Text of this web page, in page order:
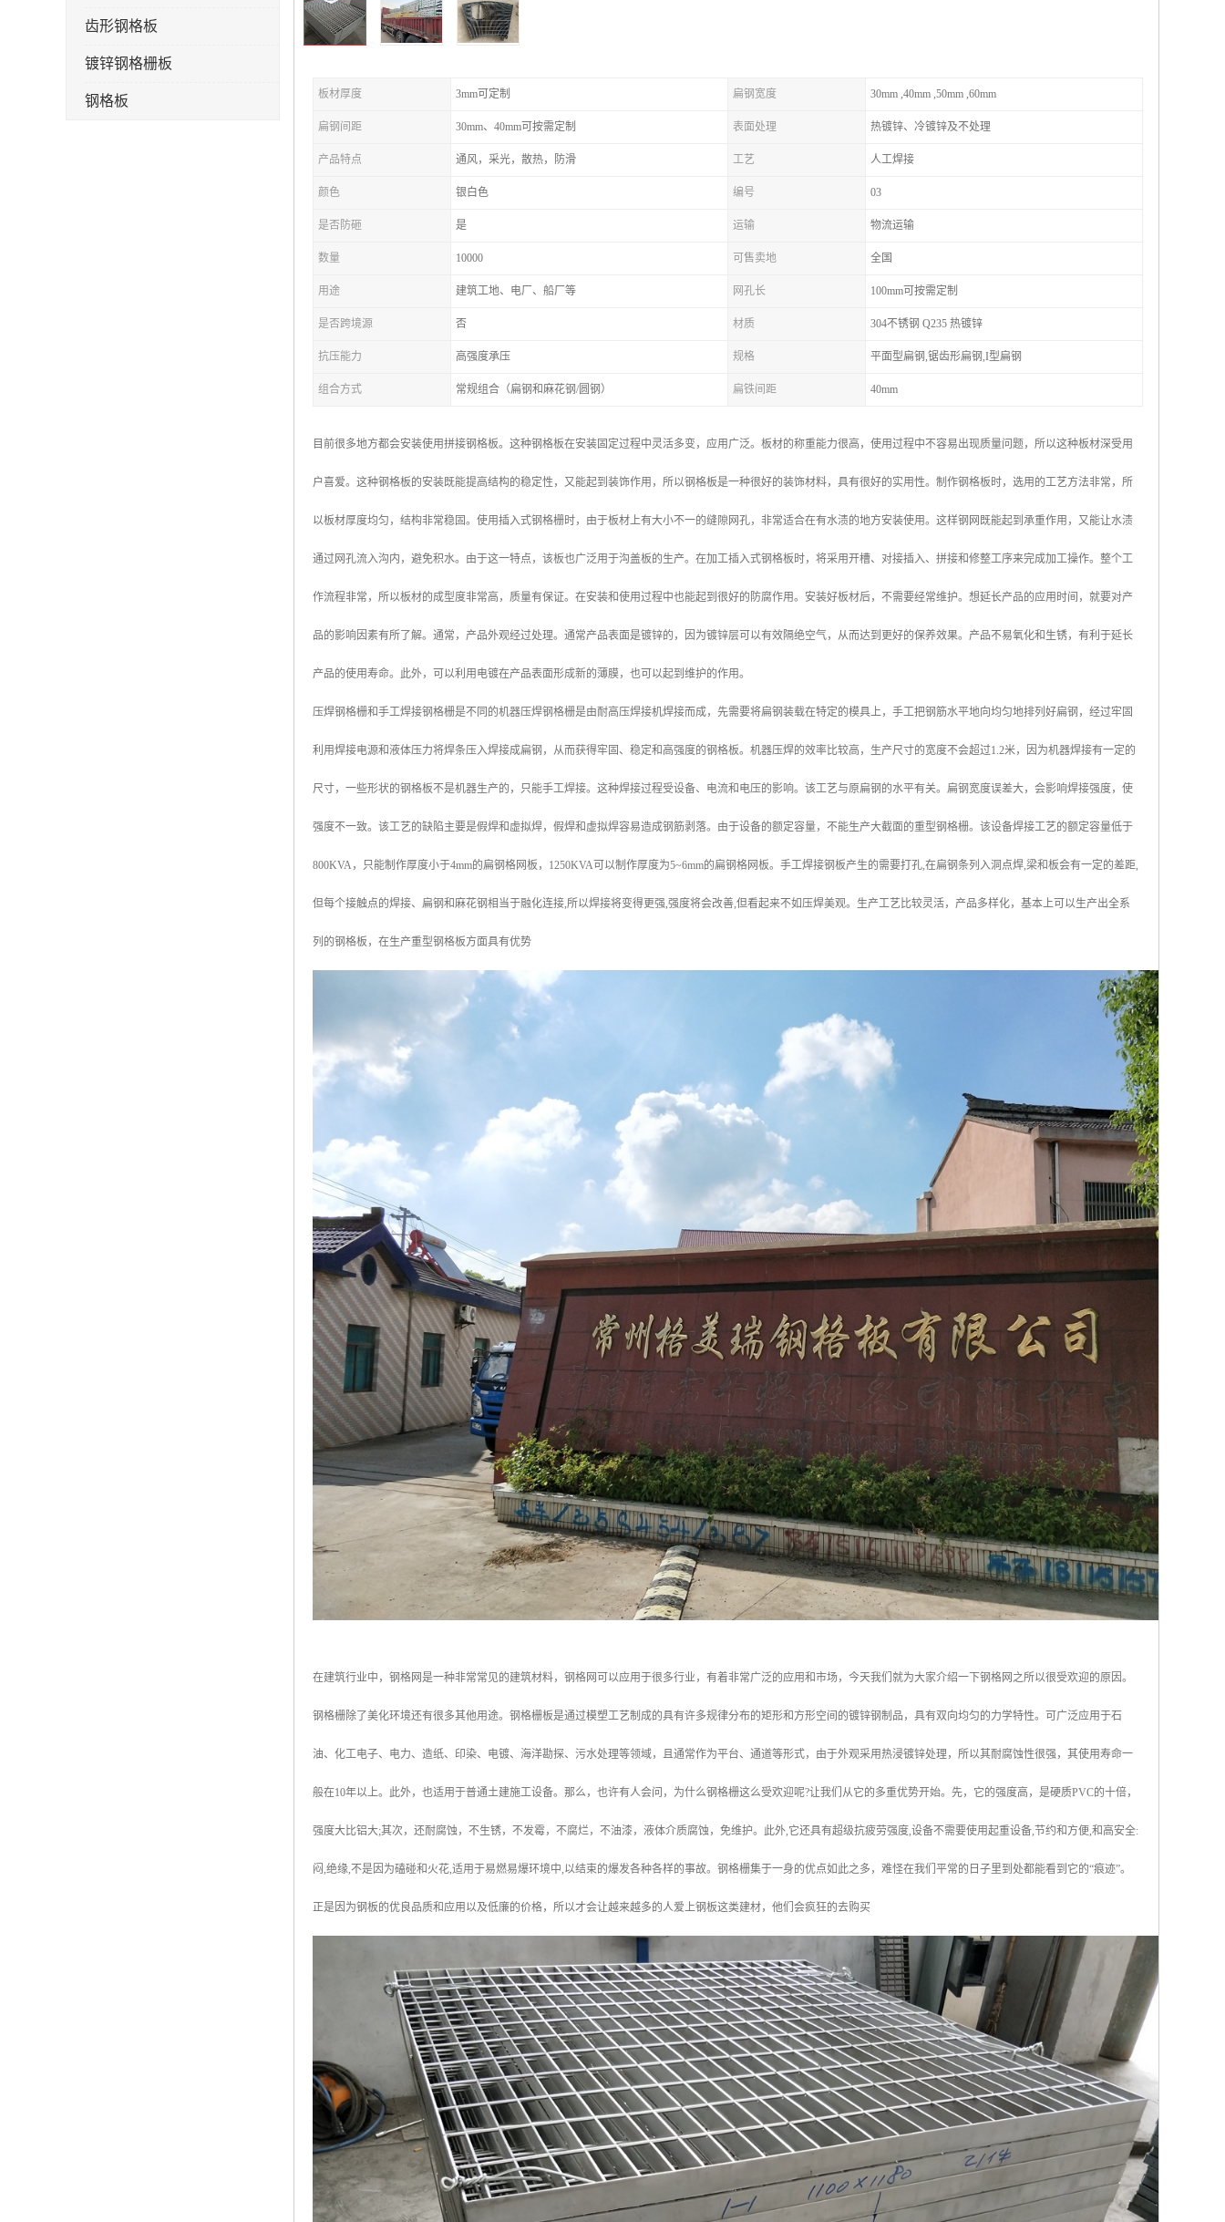
齿形钢格板
镀锌钢格栅板
钢格板 板材厚度 3mm可定制 扁钢宽度 30mm ,40mm ,50mm ,60mm
扁钢间距 30mm、40mm可按需定制 表面处理 热镀锌、冷镀锌及不处理
产品特点 通风，采光，散热，防滑 工艺 人工焊接
颜色 银白色 编号 03
是否防砸 是 运输 物流运输
数量 10000 可售卖地 全国
用途 建筑工地、电厂、船厂等 网孔长 100mm可按需定制
是否跨境源 否 材质 304不锈钢 Q235 热镀锌
抗压能力 高强度承压 规格 平面型扁钢,锯齿形扁钢,I型扁钢
组合方式 常规组合（扁钢和麻花钢/圆钢） 扁铁间距 40mm
目前很多地方都会安装使用拼接钢格板。这种钢格板在安装固定过程中灵活多变，应用广泛。板材的称重能力很高，使用过程中不容易出现质量问题，所以这种板材深受用
户喜爱。这种钢格板的安装既能提高结构的稳定性，又能起到装饰作用，所以钢格板是一种很好的装饰材料，具有很好的实用性。制作钢格板时，选用的工艺方法非常，所
以板材厚度均匀，结构非常稳固。使用插入式钢格栅时，由于板材上有大小不一的缝隙网孔，非常适合在有水渍的地方安装使用。这样钢网既能起到承重作用，又能让水渍
通过网孔流入沟内，避免积水。由于这一特点，该板也广泛用于沟盖板的生产。在加工插入式钢格板时，将采用开槽、对接插入、拼接和修整工序来完成加工操作。整个工
作流程非常，所以板材的成型度非常高，质量有保证。在安装和使用过程中也能起到很好的防腐作用。安装好板材后，不需要经常维护。想延长产品的应用时间，就要对产
品的影响因素有所了解。通常，产品外观经过处理。通常产品表面是镀锌的，因为镀锌层可以有效隔绝空气，从而达到更好的保养效果。产品不易氧化和生锈，有利于延长
产品的使用寿命。此外，可以利用电镀在产品表面形成新的薄膜，也可以起到维护的作用。
压焊钢格栅和手工焊接钢格栅是不同的机器压焊钢格栅是由耐高压焊接机焊接而成，先需要将扁钢装载在特定的模具上，手工把钢筋水平地向均匀地排列好扁钢，经过牢固
利用焊接电源和液体压力将焊条压入焊接成扁钢，从而获得牢固、稳定和高强度的钢格板。机器压焊的效率比较高，生产尺寸的宽度不会超过1.2米，因为机器焊接有一定的
尺寸，一些形状的钢格板不是机器生产的，只能手工焊接。这种焊接过程受设备、电流和电压的影响。该工艺与原扁钢的水平有关。扁钢宽度误差大，会影响焊接强度，使
强度不一致。该工艺的缺陷主要是假焊和虚拟焊，假焊和虚拟焊容易造成钢筋剥落。由于设备的额定容量，不能生产大截面的重型钢格栅。该设备焊接工艺的额定容量低于
800KVA，只能制作厚度小于4mm的扁钢格网板，1250KVA可以制作厚度为5~6mm的扁钢格网板。手工焊接钢板产生的需要打孔,在扁钢条列入洞点焊,梁和板会有一定的差距,
但每个接触点的焊接、扁钢和麻花钢相当于融化连接,所以焊接将变得更强,强度将会改善,但看起来不如压焊美观。生产工艺比较灵活，产品多样化，基本上可以生产出全系
列的钢格板，在生产重型钢格板方面具有优势
在建筑行业中，钢格网是一种非常常见的建筑材料，钢格网可以应用于很多行业，有着非常广泛的应用和市场，今天我们就为大家介绍一下钢格网之所以很受欢迎的原因。
钢格栅除了美化环境还有很多其他用途。钢格栅板是通过模塑工艺制成的具有许多规律分布的矩形和方形空间的镀锌钢制品，具有双向均匀的力学特性。可广泛应用于石
油、化工电子、电力、造纸、印染、电镀、海洋勘探、污水处理等领域，且通常作为平台、通道等形式，由于外观采用热浸镀锌处理，所以其耐腐蚀性很强，其使用寿命一
般在10年以上。此外，也适用于普通土建施工设备。那么，也许有人会问，为什么钢格栅这么受欢迎呢?让我们从它的多重优势开始。先，它的强度高，是硬质PVC的十倍，
强度大比铝大;其次，还耐腐蚀，不生锈，不发霉，不腐烂，不油漆，液体介质腐蚀，免维护。此外,它还具有超级抗疲劳强度,设备不需要使用起重设备,节约和方便,和高安全:
闷,绝缘,不是因为磕碰和火花,适用于易燃易爆环境中,以结束的爆发各种各样的事故。钢格栅集于一身的优点如此之多，难怪在我们平常的日子里到处都能看到它的“痕迹”。
正是因为钢板的优良品质和应用以及低廉的价格，所以才会让越来越多的人爱上钢板这类建材，他们会疯狂的去购买